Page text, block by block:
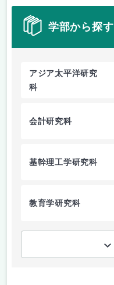
学部から探す
アジア太平洋研究
科
会計研究科
基幹理工学研究科
教育学研究科